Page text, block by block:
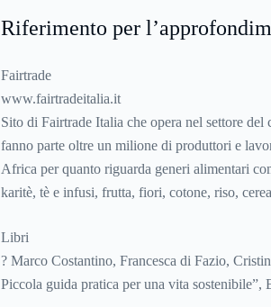
Riferimento per
Fairtrade
www.fairtradeitalia.it
Sito di Fairtrade Italia che opera nel settore
fanno parte oltre un milione di produttori e
Africa per quanto riguarda generi alimentari
karitè, tè e infusi, frutta, fiori, cotone, riso,
Libri
? Marco Costantino, Francesca di Fazio,
Piccola guida pratica per una vita